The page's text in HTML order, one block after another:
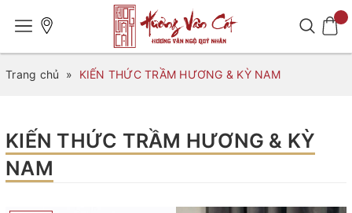
Trang chủ » KIẾN THỨC TRẦM HƯƠNG & KỲ NAM
KIẾN THỨC TRẦM HƯƠNG & KỲ
NAM